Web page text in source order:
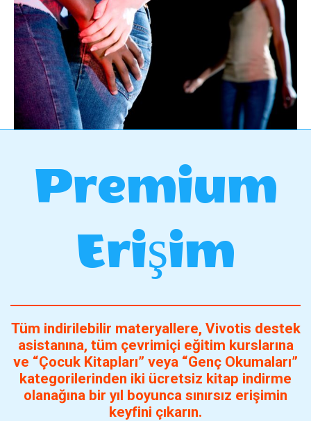
Premium
Erişim
Tüm indirilebilir materyallere, Vivotis destek
asistanına, tüm çevrimiçi eğitim kurslarına
ve “Çocuk Kitapları” veya “Genç Okumaları”
kategorilerinden iki ücretsiz kitap indirme
olanağına bir yıl boyunca sınırsız erişimin
keyfini çıkarın.